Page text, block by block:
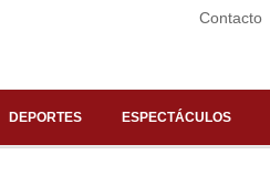
Contacto
DEPORTES ESPECTÁCULOS